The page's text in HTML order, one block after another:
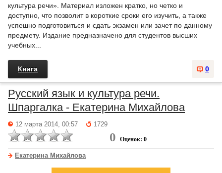
культура речи». Материал изложен кратко, но четко и
доступно, что позволит в короткие сроки его изучить, а также
успешно подготовиться и сдать экзамен или зачет по данному
предмету. Издание предназначено для студентов высших
учебных...
0
Книга
Русский язык и культура речи.
Шпаргалка - Екатерина Михайлова
12 марта 2014, 00:57 1729
0 Оценок: 0
Екатерина Михайлова